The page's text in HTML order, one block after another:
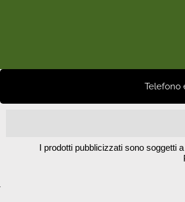
Telefono
I prodotti pubblicizzati sono soggetti